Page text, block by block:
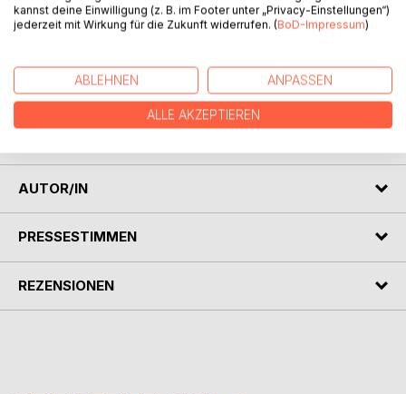
erkennt nach langer Recherche, das es sich hier um eine
dingfest zu machen. Fiete unterstützt aus einer Notlage
heraus auf seine Art die Ermittlungen. Die lange Hatz nach
den Tätern und die Ermittlungen im Obdachlosenmilieu
AUTOR/IN
PRESSESTIMMEN
REZENSIONEN
kannst deine Einwilligung (z. B. im Footer unter „Privacy-Einstellungen“)
jederzeit mit Wirkung für die Zukunft widerrufen. (BoD-Impressum)
ABLEHNEN ANPASSEN
ALLE AKZEPTIEREN